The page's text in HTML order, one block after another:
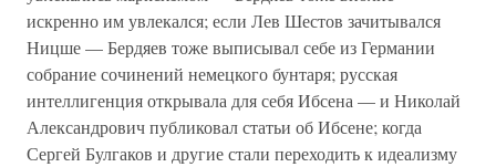
искренно им увлекался; если Лев Шестов зачитывался
Ницше — Бердяев тоже выписывал себе из Германии
собрание сочинений немецкого бунтаря; русская
интеллигенция открывала для себя Ибсена — и Николай
Александрович публиковал статьи об Ибсене; когда
Сергей Булгаков и другие стали переходить к идеализму